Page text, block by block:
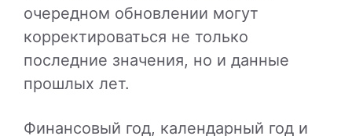
очередном обновлении могут
корректироваться не только
последние значения, но и данные
прошлых лет.
Финансовый год, календарный год и